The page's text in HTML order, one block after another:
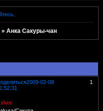
»Анка Сакуры-чан
1
2009-02-08